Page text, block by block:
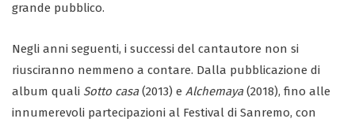
grande pubblico.
Negli anni seguenti, i successi del cantautore non si
riusciranno nemmeno a contare. Dalla pubblicazione di
album quali Sotto casa(2013) e Alchemaya(2018), fino alle
innumerevoli partecipazioni al Festival di Sanremo, con